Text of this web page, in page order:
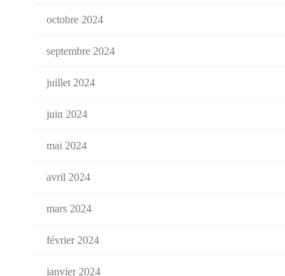
octobre 2024
septembre 2024
juillet 2024
juin 2024
mai 2024
avril 2024
mars 2024
février 2024
janvier 2024